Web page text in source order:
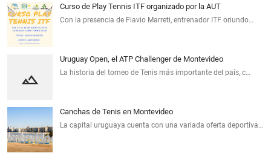
Curso de Play Tennis ITF organizado por la AUT
Con la presencia de Flavio Marreti, entrenador ITF oriundo…
Uruguay Open, el ATP Challenger de Montevideo
La historia del torneo de Tenis más importante del país, c…
Canchas de Tenis en Montevideo
La capital uruguaya cuenta con una variada oferta deportiva…